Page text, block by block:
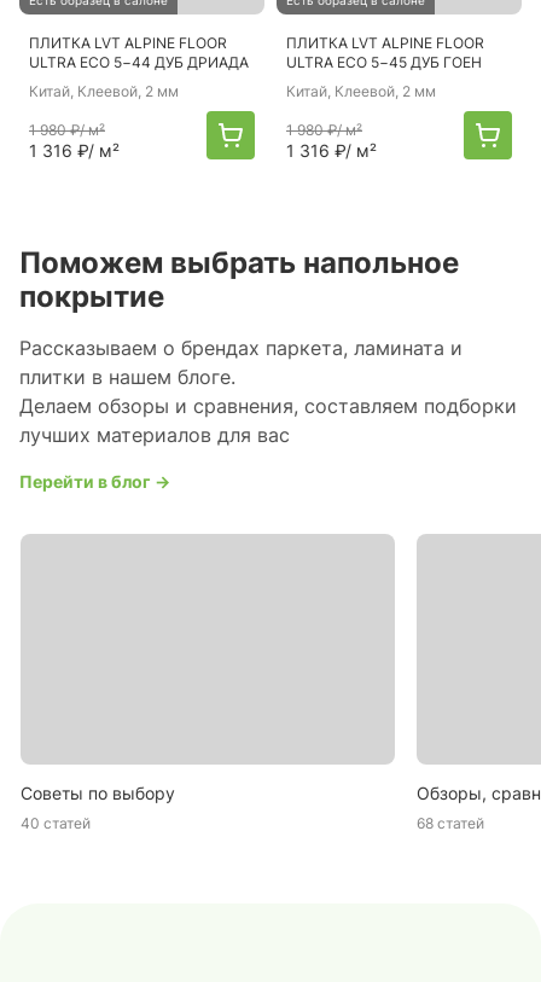
ПЛИТКА LVT ALPINE FLOOR
ULTRA ECO 5−44 ДУБ ДРИАДА
Китай, Клеевой, 2 мм
1 980 ₽/ м²
1 316 ₽/ м²
ПЛИТКА LVT ALPINE FLOOR
ULTRA ECO 5−45 ДУБ ГОЕН
Китай, Клеевой, 2 мм
1 980 ₽/ м²
1 316 ₽/ м²
Поможем выбрать напольное
покрытие
Рассказываем о брендах паркета, ламината и
плитки в нашем блоге.
Делаем обзоры и сравнения, составляем подборки
лучших материалов для вас
Перейти в блог →
Советы по выбору
40 статей
Обзоры,
68 статей